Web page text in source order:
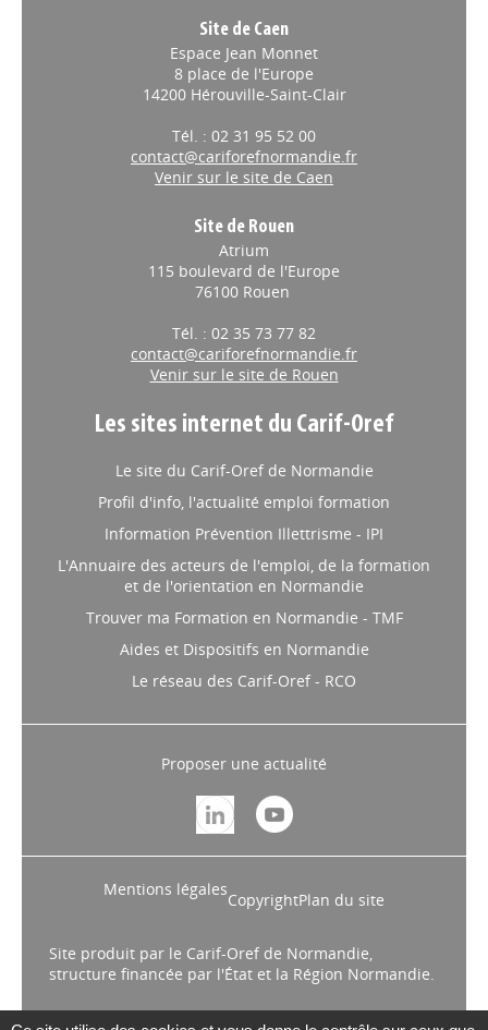
Site de Caen
Espace Jean Monnet
8 place de l'Europe
14200 Hérouville-Saint-Clair
Tél. : 02 31 95 52 00
contact@cariforefnormandie.fr
Venir sur le site de Caen
Site de Rouen
Atrium
115 boulevard de l'Europe
76100 Rouen
Tél. : 02 35 73 77 82
contact@cariforefnormandie.fr
Venir sur le site de Rouen
Les sites internet du Carif-Oref
Le site du Carif-Oref de Normandie
Profil d'info, l'actualité emploi formation
Information Prévention Illettrisme - IPI
L'Annuaire des acteurs de l'emploi, de la formation
et de l'orientation en Normandie
Trouver ma Formation en Normandie - TMF
Aides et Dispositifs en Normandie
Le réseau des Carif-Oref - RCO
Proposer une actualité
Mentions légales
CopyrightPlan du site
Site produit par le Carif-Oref de Normandie,
structure financée par l'État et la Région Normandie.